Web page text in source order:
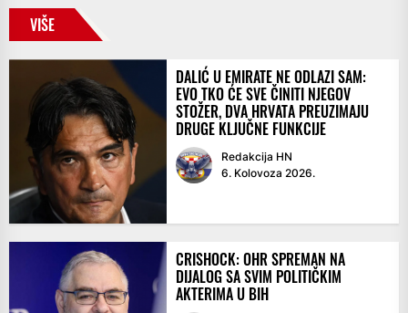
VIŠE
DALIĆ U EMIRATE NE ODLAZI SAM:
EVO TKO ĆE SVE ČINITI NJEGOV
STOŽER, DVA HRVATA PREUZIMAJU
DRUGE KLJUČNE FUNKCIJE
Redakcija HN
6. Kolovoza 2026.
CRISHOCK: OHR SPREMAN NA
DIJALOG SA SVIM POLITIČKIM
AKTERIMA U BIH